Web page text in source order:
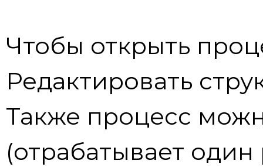
Чтобы открыть
Редактировать
Также процесс
(отрабатывает